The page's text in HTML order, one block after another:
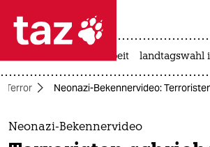
 taz zahl ich
taz zahl ich
themen
arbeit landtagswahl
Terror Neonazi-Bekennervideo:
Neonazi-Bekennervideo